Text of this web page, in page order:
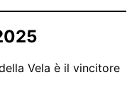
Vela è il vincitore